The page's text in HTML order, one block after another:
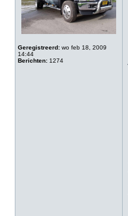
Geregistreerd: wo feb 18, 2009
14:44
Berichten: 1274